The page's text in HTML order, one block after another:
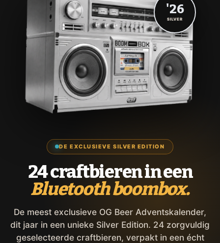
DE EXCLUSIEVE SILVER EDITION
24 craftbieren in een
Bluetooth boombox.
De meest exclusieve OG Beer Adventskalender,
dit jaar in een unieke Silver Edition. 24 zorgvuldig
geselecteerde craftbieren, verpakt in een écht
'26
SILVER